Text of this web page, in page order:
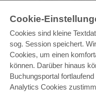
Cookie-
Cookies sind kleine
sog. Session speichert.
Cookies, um einen
können. Darüber hinaus
Buchungsportal
Analytics Cookies
E-COLLECTION
Gesamtpaket
Fachbereichspakete